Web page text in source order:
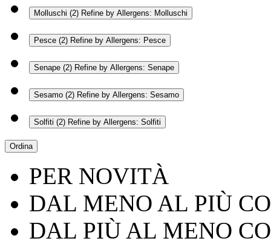
Molluschi (2) Refine by Allergens: Molluschi
Pesce (2) Refine by Allergens: Pesce
Senape (2) Refine by Allergens: Senape
Sesamo (2) Refine by Allergens: Sesamo
Solfiti (2) Refine by Allergens: Solfiti
Ordina
PER NOVITÀ
DAL MENO AL PIÙ
DAL PIÙ AL MENO